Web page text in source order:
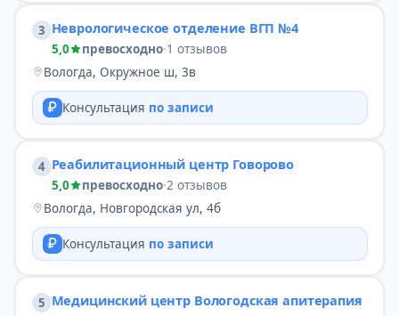
3 Неврологическое отделение ВГП №4
5,0 превосходно·1 отзывов
Вологда, Окружное ш, 3в
Консультация по записи
4 Реабилитационный центр Говорово
5,0 превосходно·2 отзывов
Вологда, Новгородская ул, 4б
Консультация по записи
5 Медицинский центр Вологодская апитерапия